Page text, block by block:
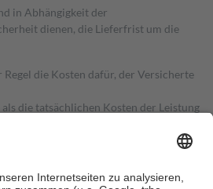
in Abhängigkeit der
dienen, die Lieferfrist um die
die Kosten dafür, der Versicherte
die tatsächlichen Kosten der Leistung